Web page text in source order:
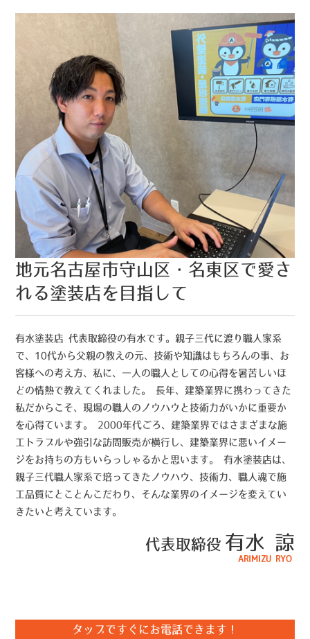
地元名古屋市守山区・名東区で愛さ
れる塗装店を目指して
有水塗装店 代表取締役の有水です。親子三代に渡り職人家系
で、10代から父親の教えの元、技術や知識はもちろんの事、お
客様への考え方、私に、一人の職人としての心得を暑苦しいほ
どの情熱で教えてくれました。 長年、建築業界に携わってきた
私だからこそ、現場の職人のノウハウと技術力がいかに重要か
を心得ています。 2000年代ごろ、建築業界ではさまざまな施
工トラブルや強引な訪問販売が横行し、建築業界に悪いイメー
ジをお持ちの方もいらっしゃるかと思います。 有水塗装店は、
親子三代職人家系で培ってきたノウハウ、技術力、職人魂で施
工品質にとことんこだわり、そんな業界のイメージを変えてい
きたいと考えています。
代表取締役 有水 諒
ARIMIZU RYO
タップですぐにお電話できます！